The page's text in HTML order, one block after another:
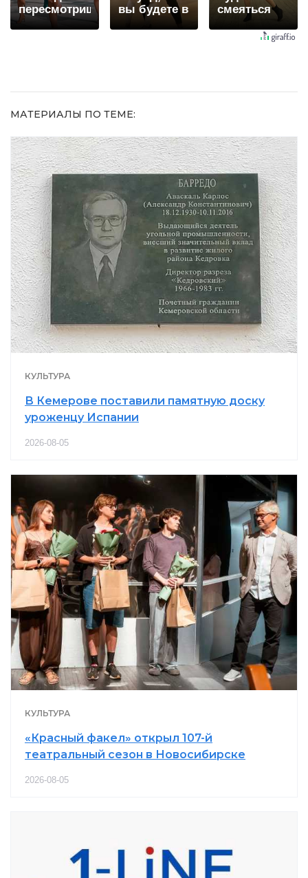
пересмотришь
не раз
вы будете в
шоке от
смеяться
МАТЕРИАЛЫ ПО ТЕМЕ:
КУЛЬТУРА
В Кемерове поставили памятную доску
уроженцу Испании
2026-08-05
КУЛЬТУРА
«Красный факел» открыл 107-й
театральный сезон в Новосибирске
2026-08-05